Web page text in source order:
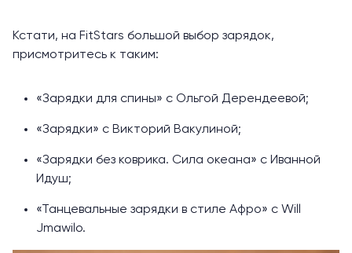
Кстати, на FitStars большой выбор зарядок,
присмотритесь к таким:
«Зарядки для спины» с Ольгой Дерендеевой;
«Зарядки» с Викторий Вакулиной;
«Зарядки без коврика. Сила океана» с Иванной
Идуш;
« Танцевальные зарядки в стиле Афро» с Will
Jmawilo.